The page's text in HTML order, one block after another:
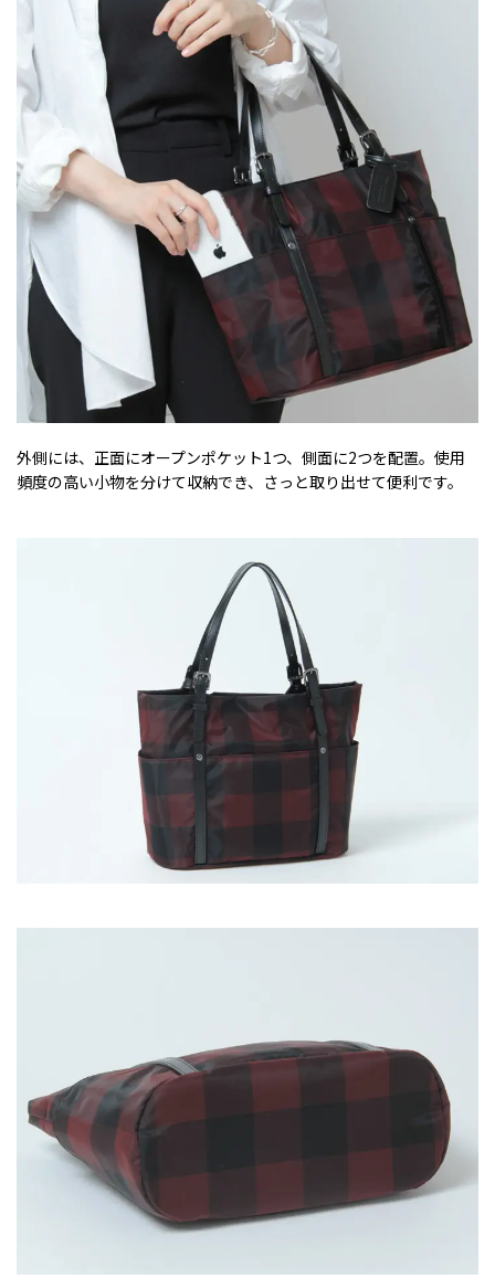
外側には、正面にオープンポケット1つ、側面に2つを配置。使用
頻度の高い小物を分けて収納でき、さっと取り出せて便利です。